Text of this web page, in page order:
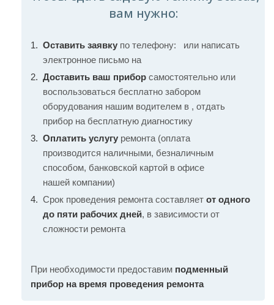
вам нужно:
Оставить заявку по телефону:
или написать
электронное письмо на
Доставить ваш прибор самостоятельно или
воспользоваться бесплатно забором
оборудования нашим водителем в , отдать
прибор на бесплатную диагностику
Оплатить услугу ремонта (оплата
производится наличными, безналичным
способом, банковской картой в офисе
нашей компании)
Срок проведения ремонта составляет от одного
до пяти рабочих дней, в зависимости от
сложности ремонта
При необходимости предоставим подменный
прибор на время проведения ремонта